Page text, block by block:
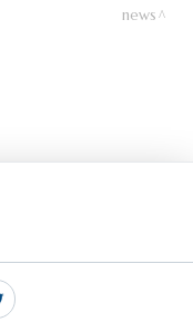
news